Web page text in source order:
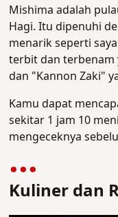
Mishima adalah
Hagi. Itu dipenuhi
menarik seperti
terbit dan terbenam
dan "Kannon Zaki"
Kamu dapat
sekitar 1 jam 10
mengeceknya
Kuliner dan